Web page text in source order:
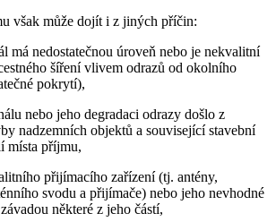
však může dojít i z jiných příčin:
má nedostatečnou úroveň nebo je nekvalitní
šíření vlivem odrazů od okolního
pokrytí),
nebo jeho degradaci odrazy došlo z
nadzemních objektů a související stavební
místa příjmu,
přijímacího zařízení (tj. antény,
svodu a přijímače) nebo jeho nevhodné
některé z jeho částí,